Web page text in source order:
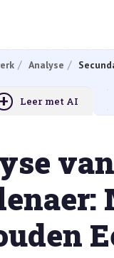
Analyse
+ Leer met AI